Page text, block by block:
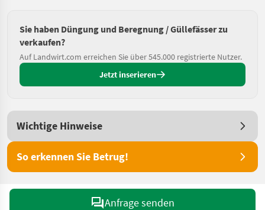
Sie haben Düngung und Beregnung / Güllefässer zu
verkaufen?
Auf Landwirt.com erreichen Sie über 545.000 registrierte Nutzer.
Jetzt inserieren
Wichtige Hinweise
So erkennen Sie Betrug!
Anfrage senden